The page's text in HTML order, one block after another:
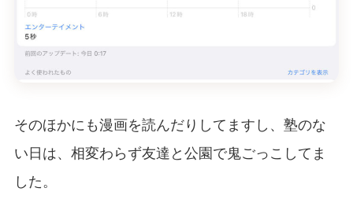
そのほかにも漫画を読んだりしてますし、塾のな
い日は、相変わらず友達と公園で鬼ごっこしてま
した。